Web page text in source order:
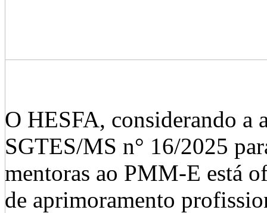
O HESFA, considerando a
SGTES/MS n° 16/2025
mentoras ao PMM-E está
de aprimoramento